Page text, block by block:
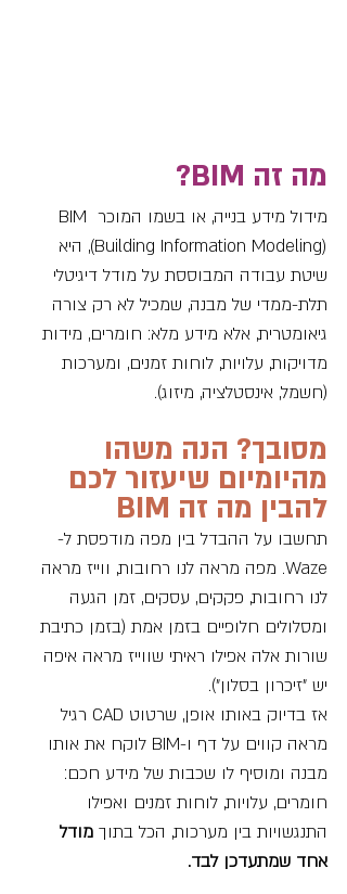
מה זה BIM?
מידול מידע בנייה, או בשמו המוכר BIM
(Building Information Modeling), היא
שיטת עבודה המבוססת על מודל דיגיטלי
תלת-ממדי של מבנה, שמכיל לא רק צורה
גיאומטרית, אלא מידע מלא: חומרים, מידות
מדויקות, עלויות, לוחות זמנים, ומערכות
(חשמל, אינסטלציה, מיזוג).
מסובך? הנה משהו
מהיומיום שיעזור לכם
להבין מה זה BIM
תחשבו על ההבדל בין מפה מודפסת ל-
Waze. מפה מראה לנו רחובות, ווייז מראה
לנו רחובות, פקקים, עסקים, זמן הגעה
ומסלולים חלופיים בזמן אמת (בזמן כתיבת
שורות אלה אפילו ראיתי שווייז מראה איפה
יש "זיכרון בסלון").
אז בדיוק באותו אופן, שרטוט CAD רגיל
מראה קווים על דף ו-BIM לוקח את אותו
מבנה ומוסיף לו שכבות של מידע חכם:
חומרים, עלויות, לוחות זמנים ואפילו
התנגשויות בין מערכות, הכל בתוך מודל
אחד שמתעדכן לבד.